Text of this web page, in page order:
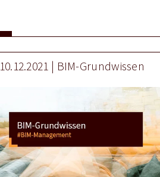
10.12.2021 | BIM-Grundwissen